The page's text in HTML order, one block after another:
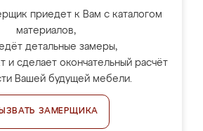
приедет к Вам с каталогом
материалов,
детальные замеры,
и сделает окончательный расчёт
Вашей будущей мебели.
ЗАМЕРЩИКА